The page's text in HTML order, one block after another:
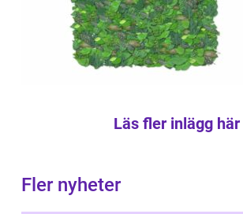
Läs fler inlägg här
Fler nyheter